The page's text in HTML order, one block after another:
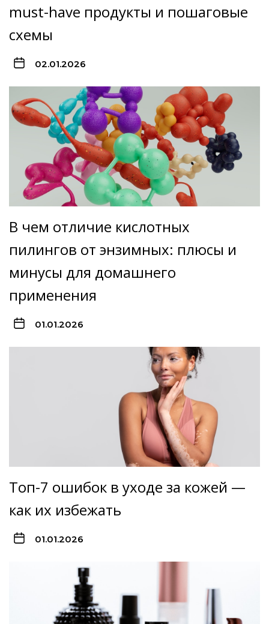
must-have продукты и пошаговые
схемы
02.01.2026
В чем отличие кислотных
пилингов от энзимных: плюсы и
минусы для домашнего
применения
01.01.2026
Топ-7 ошибок в уходе за кожей —
как их избежать
01.01.2026